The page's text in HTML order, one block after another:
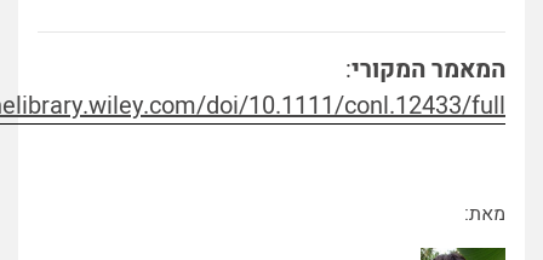
המאמר המקורי:
doi/10.1111/conl.12433/full
מאת: